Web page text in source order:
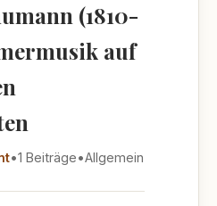
(1810-
auf
•1 Beiträge•Allgemein